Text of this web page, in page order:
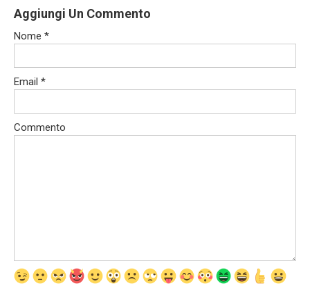
Aggiungi Un Commento
Nome *
Email *
Commento